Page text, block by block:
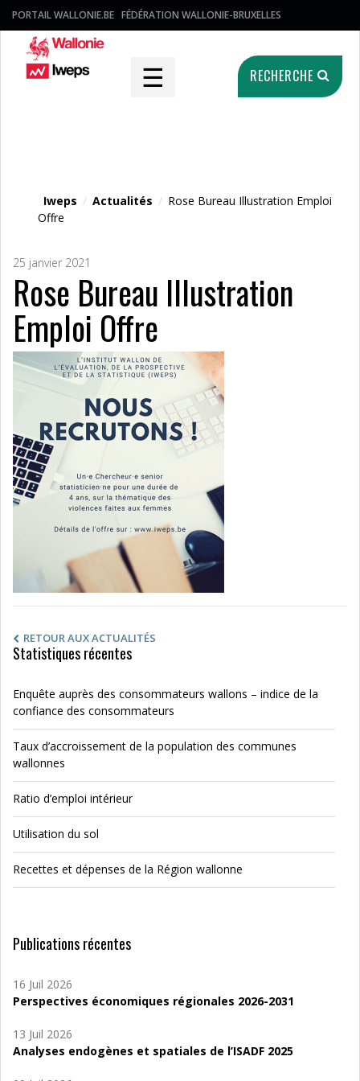
PORTAIL WALLONIE.BE FÉDÉRATION WALLONIE-BRUXELLES
☰ RECHERCHE
Iweps / Actualités / Rose Bureau Illustration Emploi
Offre
25 janvier 2021
Rose Bureau Illustration
Emploi Offre
RETOUR AUX ACTUALITÉS
Statistiques récentes
Enquête auprès des consommateurs wallons – indice de la
confiance des consommateurs
Taux d’accroissement de la population des communes
wallonnes
Ratio d’emploi intérieur
Utilisation du sol
Recettes et dépenses de la Région wallonne
Publications récentes
16 Juil 2026
Perspectives économiques régionales 2026-2031
13 Juil 2026
Analyses endogènes et spatiales de l’ISADF 2025